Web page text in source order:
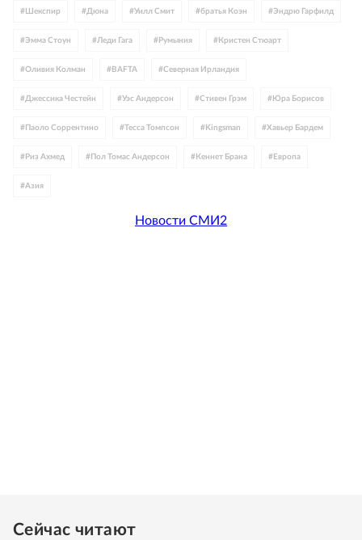
# Шекспир #Дюна #Уилл Смит #братья Коэн #Эндрю Гарфилд
#Эмма Стоун #Леди Гага # Румыния # Кристен Стюарт
#Оливия Колман # BAFTA #Северная Ирландия
#Джессика Честейн #Уэс Андерсон #Стивен Грэм # Юра Борисов
# Паоло Соррентино #Тесса Томпсон # Kingsman #Хавьер Бардем
# Риз Ахмед # Пол Томас Андерсон # Кеннет Брана # Европа
#Азия
Новости СМИ2
Сейчас читают